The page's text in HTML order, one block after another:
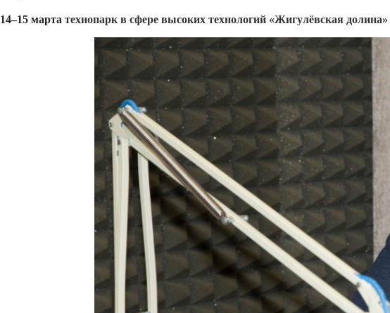
14–15 марта технопарк в сфере высоких технологий «Жигулёвская долина»